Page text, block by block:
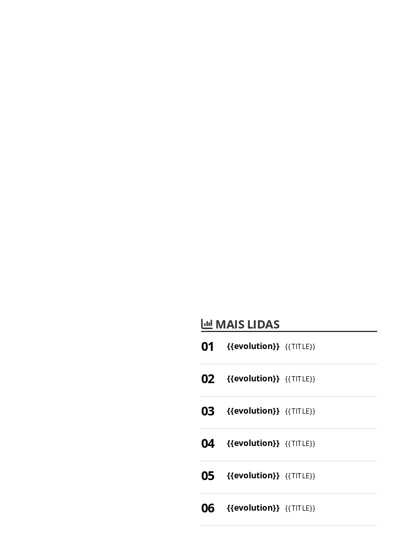
MAIS LIDAS
{{evolution}} {{TITLE}}
{{evolution}} {{TITLE}}
{{evolution}} {{TITLE}}
{{evolution}} {{TITLE}}
{{evolution}} {{TITLE}}
{{evolution}} {{TITLE}}